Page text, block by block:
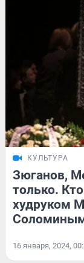
КУЛЬТУРА
Зюганов,
только.
худруком
16 января, 2024,